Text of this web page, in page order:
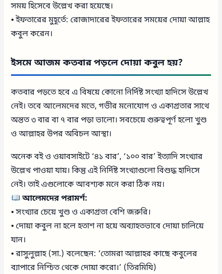
সময় হিসেবে উল্লেখ করা হয়েছে।
⦁ ইফতারের মুহূর্তে: রোজাদারের ইফতারের সময়ের দোয়া আল্লাহ
কবুল করেন।
ইসমে আজম কতবার পড়লে দোয়া কবুল হয়?
কতবার পড়তে হবে এ বিষয়ে কোনো নির্দিষ্ট সংখ্যা হাদিসে উল্লেখ
নেই। তবে আলেমদের মতে, গভীর মনোযোগ ও একাগ্রতার সাথে
অন্তত ৩ বার বা ৭ বার পড়া ভালো। সবচেয়ে গুরুত্বপূর্ণ হলো খুশু
ও আল্লাহর উপর অবিচল আস্থা।
অনেক বই ও ওয়াবসাইটে ‘৪১ বার’, ‘১০০ বার’ ইত্যাদি সংখ্যার
উল্লেখ পাওয়া যায়। কিন্তু এই নির্দিষ্ট সংখ্যাগুলো বিশুদ্ধ হাদিসে
নেই। তাই এগুলোকে আবশ্যক মনে করা ঠিক নয়।
আলেমদের পরামর্শ:
⦁ সংখ্যার চেয়ে খুশু ও একাগ্রতা বেশি জরুরি।
⦁ দোয়া কবুল না হলে হতাশ না হয়ে অব্যাহতভাবে দোয়া চালিয়ে
যান।
⦁ রাসুলুল্লাহ (সা.) বলেছেন: ‘তোমরা আল্লাহর কাছে কবুলের
ব্যাপারে নিশ্চিত থেকে দোয়া করো।’ (তিরমিযি)